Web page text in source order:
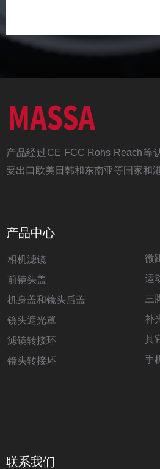
产品经过CE FCC Rohs Reach等
要出口欧美日韩和东南亚等国家和
产品中心
相机滤镜
前镜头盖
机身盖和镜头后盖
镜头遮光罩
滤镜转接环
镜头转接环
微
运
三
补
其
手
联系我们